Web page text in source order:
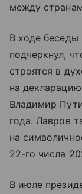
между
В ходе беседы
подчеркнул,
строятся в
на
Владимир
года. Лавров
на
22-го числа
В июле